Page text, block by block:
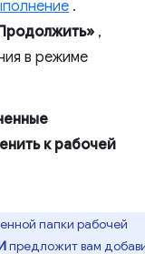
.
,
в режиме
к рабочей
папки рабочей
предложит вам